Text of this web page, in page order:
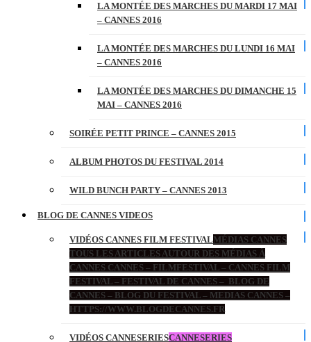
LA MONTÉE DES MARCHES DU MARDI 17 MAI
– CANNES 2016
LA MONTÉE DES MARCHES DU LUNDI 16 MAI
– CANNES 2016
LA MONTÉE DES MARCHES DU DIMANCHE 15
MAI – CANNES 2016
SOIRÉE PETIT PRINCE – CANNES 2015
ALBUM PHOTOS DU FESTIVAL 2014
WILD BUNCH PARTY – CANNES 2013
BLOG DE CANNES VIDEOS
VIDÉOS CANNES FILM FESTIVALMÉDIAS CANNES
TOUS LES ARTICLES AUTOUR DES MÉDIAS À
CANNES CANNES – FILMFESTIVAL – CANNES FILM
FESTIVAL – FESTIVAL DE CANNES – BLOG DE
CANNES – BLOG DU FESTIVAL – MEDIAS CANNES –
HTTPS://WWW.BLOGDECANNES.FR
VIDÉOS CANNESERIESCANNESERIES